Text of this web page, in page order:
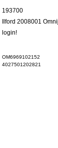
193700
Ilford 2008001
login!
OM6969102152
4027501202821